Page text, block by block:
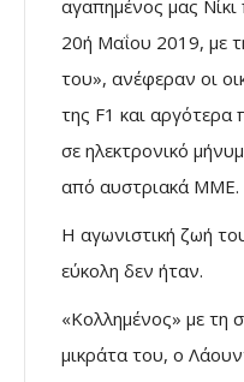
αγαπημένος μας
20ή Μαΐου 2019, με
του», ανέφεραν οι
της F1 και αργότερα
σε ηλεκτρονικό
από αυστριακά ΜΜΕ.
Η αγωνιστική ζωή
εύκολη δεν ήταν.
«Κολλημένος» με τη
μικράτα του, ο